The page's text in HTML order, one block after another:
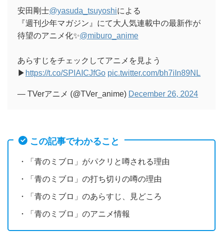
安田剛士@yasuda_tsuyoshiによる
『週刊少年マガジン』にて大人気連載中の最新作が
待望のアニメ化✨@miburo_anime
あらすじをチェックしてアニメを見よう
▶ https://t.co/SPlAICJfGo pic.twitter.com/bh7iIn89NL
— TVerアニメ (@TVer_anime) December 26, 2024
この記事でわかること
・「青のミブロ」がパクリと噂される理由
・「青のミブロ」の打ち切りの噂の理由
・「青のミブロ」のあらすじ、見どころ
・「青のミブロ」のアニメ情報